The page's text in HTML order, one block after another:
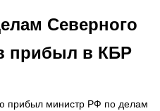
Северного
прибыл в КБР
прибыл министр РФ по делам